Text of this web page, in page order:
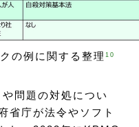
の例に関する整理 10
問題の対処につい
省庁が法令やソフト